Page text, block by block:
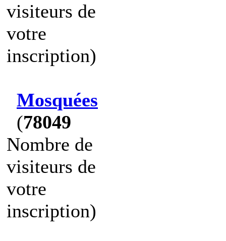
visiteurs de
votre
inscription)
Mosquées
(78049
Nombre de
visiteurs de
votre
inscription)